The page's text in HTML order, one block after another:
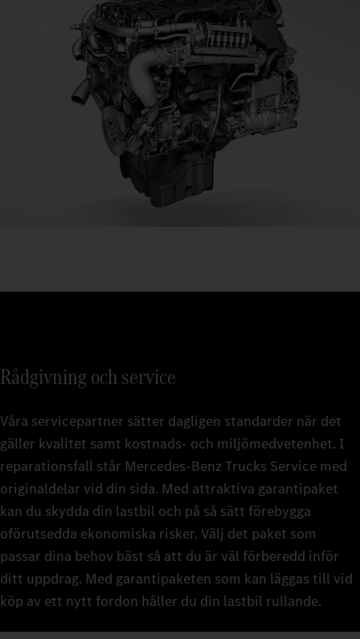
Rådgivning och service
Våra servicepartner sätter dagligen standarder när det
gäller kvalitet samt kostnads- och miljömedvetenhet. I
reparationsfall står Mercedes-Benz Trucks Service med
originaldelar vid din sida. Med attraktiva garantipaket
kan du skydda din lastbil och på så sätt förebygga
oförutsedda ekonomiska risker. Välj det paket som
passar dina behov bäst så att du är väl förberedd inför
ditt uppdrag. Med garantipaketen som kan läggas till vid
köp av ett nytt fordon håller du din lastbil rullande.